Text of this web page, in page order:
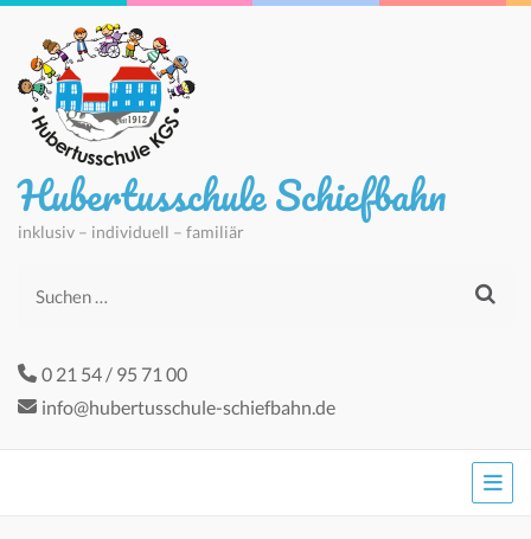
Hubertusschule Schiefbahn
inklusiv – individuell – familiär
Suchen
0 21 54 / 95 71 00
info@hubertusschule-schiefbahn.de